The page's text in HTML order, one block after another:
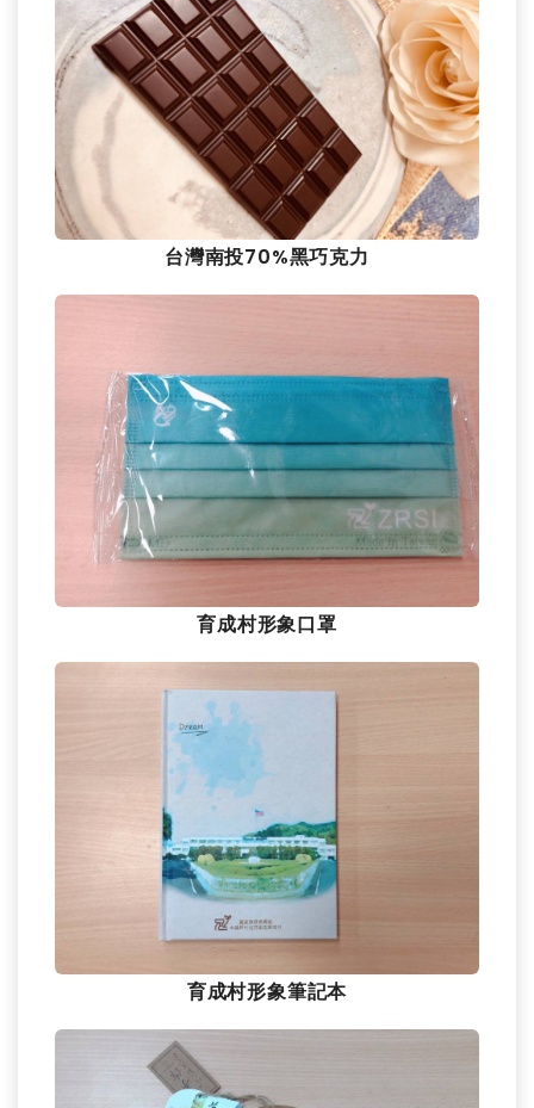
台灣南投70%黑巧克力
育成村形象口罩
育成村形象筆記本